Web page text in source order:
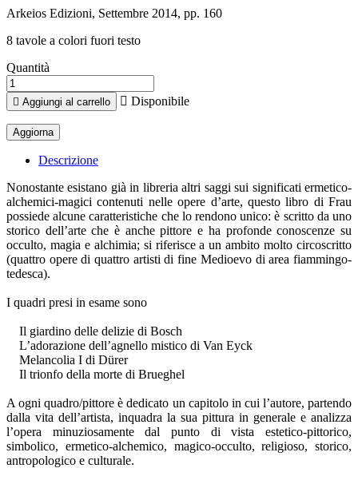
Arkeios Edizioni, Settembre 2014, pp. 160
8 tavole a colori fuori testo
Quantità
 Aggiungi al carrello  Disponibile
Descrizione
Nonostante esistano già in libreria altri saggi sui significati ermetico-
alchemici-magici contenuti nelle opere d’arte, questo libro di Frau
possiede alcune caratteristiche che lo rendono unico: è scritto da uno
storico dell’arte che è anche pittore e ha profonde conoscenze su
occulto, magia e alchimia; si riferisce a un ambito molto circoscritto
(quattro opere di quattro artisti di fine Medioevo di area fiammingo-
tedesca).
I quadri presi in esame sono
Il giardino delle delizie di Bosch
L’adorazione dell’agnello mistico di Van Eyck
Melancolia I di Dürer
Il trionfo della morte di Brueghel
A ogni quadro/pittore è dedicato un capitolo in cui l’autore, partendo
dalla vita dell’artista, inquadra la sua pittura in generale e analizza
l’opera minuziosamente dal punto di vista estetico-pittorico,
simbolico, ermetico-alchemico, magico-occulto, religioso, storico,
antropologico e culturale.